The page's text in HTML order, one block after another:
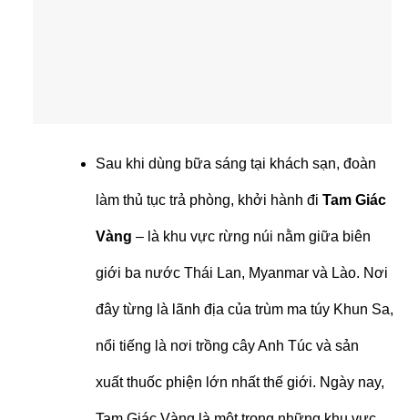
Sau khi dùng bữa sáng tại khách sạn, đoàn
làm thủ tục trả phòng, khởi hành đi Tam Giác
Vàng – là khu vực rừng núi nằm giữa biên
giới ba nước Thái Lan, Myanmar và Lào. Nơi
đây từng là lãnh địa của trùm ma túy Khun Sa,
nổi tiếng là nơi trồng cây Anh Túc và sản
xuất thuốc phiện lớn nhất thế giới. Ngày nay,